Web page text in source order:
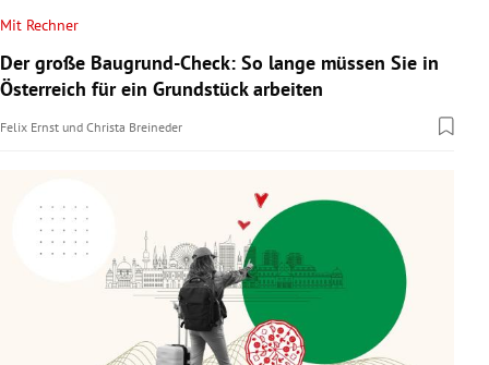
Mit Rechner
Der große Baugrund-Check: So lange müssen Sie in
Österreich für ein Grundstück arbeiten
Felix Ernst und Christa Breineder